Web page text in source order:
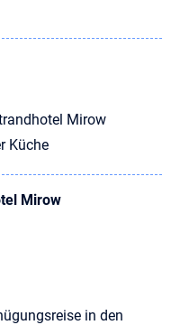
Mirow
Küche
Mirow
in den